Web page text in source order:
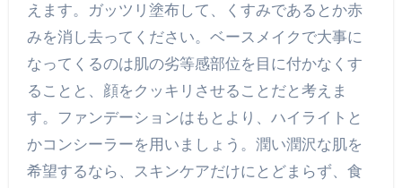
えます。ガッツリ塗布して、くすみであるとか赤
みを消し去ってください。ベースメイクで大事に
なってくるのは肌の劣等感部位を目に付かなくす
ることと、顔をクッキリさせることだと考えま
す。ファンデーションはもとより、ハイライトと
かコンシーラーを用いましょう。潤い潤沢な肌を
希望するなら、スキンケアだけにとどまらず、食